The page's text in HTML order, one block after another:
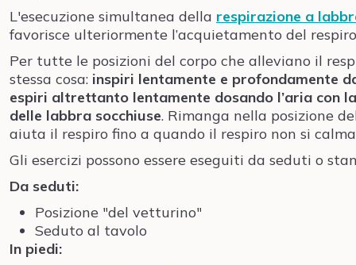
L'esecuzione simultanea della respirazione a
favorisce ulteriormente l’acquietamento del
Per tutte le posizioni del corpo che alleviano il
stessa cosa: inspiri lentamente e profondamente
espiri altrettanto lentamente dosando l’aria con
delle labbra socchiuse. Rimanga nella posizione
aiuta il respiro fino a quando il respiro non si
Gli esercizi possono essere eseguiti da seduti o
Da seduti:
Posizione "del vetturino"
Seduto al tavolo
In piedi: